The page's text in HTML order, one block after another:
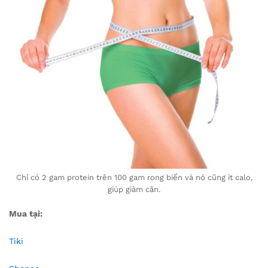
Chỉ có 2 gam protein trên 100 gam rong biển và nó cũng ít calo,
giúp giảm cân.
Mua tại:
Tiki